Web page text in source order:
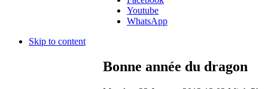
Youtube
WhatsApp
Skip to content
Bonne année du dragon